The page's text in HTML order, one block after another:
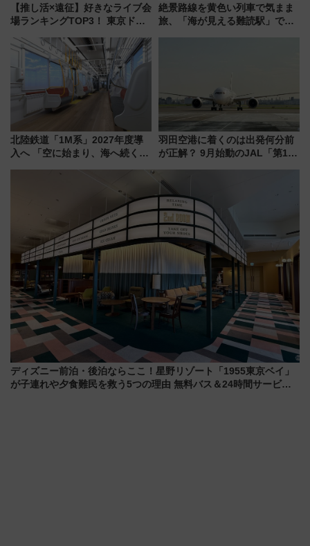
【推し活×遠征】好きなライブ会
場ランキングTOP3！ 東京ドー
由と交通アクセス術、ライブ会
場に何を求める？
絶景路線を黄色い列車で気まま
旅、「海が見える難読駅」で幸
北陸鉄道「1M系」2027年度導
入へ 「空に始まり、海へ続く」
羽田空港に着くのは出発何分前
が正解？ 9月始動のJAL「第1タ
歩1キロ超え！ 知っておきたい
変更点まとめ
ディズニー前泊・後泊ならここ！星野リゾート「1955東京ベイ」
が子連れや夕食難民を救う5つの理由 無料バス＆24時間サービス